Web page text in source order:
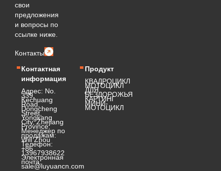
свои
предложения
и вопросы по
ссылке ниже.
Контакты
Контактная
информация
Адрес: No.
339,
Kechuang
Road,
Dongcheng
Street,
Yongkang
City, Zhejiang
Province.
Менеджер по
продажам:
Will Zhou
Телефон:
+86
13967938622
Электронная
почта:
sale@luyuancn.com
Продукт
КВАДРОЦИКЛ
МОТОЦИКЛ
ДЛЯ
БЕЗДОРОЖЬЯ
КАРТИНГ
МИНИ-
МОТОЦИКЛ